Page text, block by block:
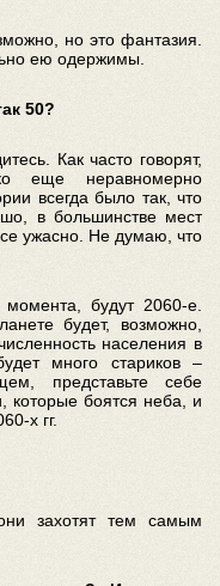
но это фантазия.
ею одержимы.
50?
Как часто говорят,
еще неравномерно
всегда было так, что
в большинстве мест
ужасно. Не думаю, что
будут 2060-е.
будет, возможно,
населения в
много стариков –
представьте себе
боятся неба, и
х гг.
захотят тем самым